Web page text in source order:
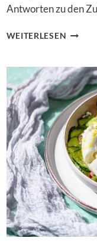
Antworten zu den
WEITERLESEN DEFTIGE
MIT
FETA
UND